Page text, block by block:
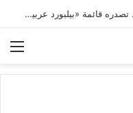
عمرو دياب يدخل موسوعة جينيس بعد تصدره قائمة «بيلبورد عربية» لـ68 أسبوعًا